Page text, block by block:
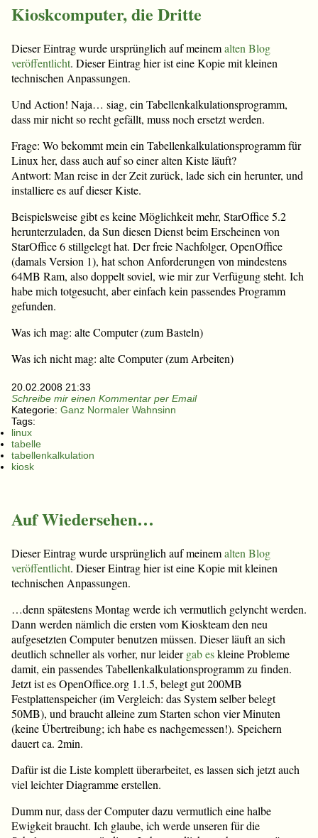
Kioskcomputer, die Dritte
Dieser Eintrag wurde ursprünglich auf meinemalten Blog
veröffentlicht. Dieser Eintrag hier ist eine Kopie mit kleinen
technischen Anpassungen.
Und Action! Naja… siag, ein Tabellenkalkulationsprogramm,
dass mir nicht so recht gefällt, muss noch ersetzt werden.
Frage: Wo bekommt mein ein Tabellenkalkulationsprogramm für
Linux her, dass auch auf so einer alten Kiste läuft?
Antwort: Man reise in der Zeit zurück, lade sich ein herunter, und
installiere es auf dieser Kiste.
Beispielsweise gibt es keine Möglichkeit mehr, StarOffice 5.2
herunterzuladen, da Sun diesen Dienst beim Erscheinen von
StarOffice 6 stillgelegt hat. Der freie Nachfolger, OpenOffice
(damals Version 1), hat schon Anforderungen von mindestens
64MB Ram, also doppelt soviel, wie mir zur Verfügung steht. Ich
habe mich totgesucht, aber einfach kein passendes Programm
gefunden.
Was ich mag: alte Computer (zum Basteln)
Was ich nicht mag: alte Computer (zum Arbeiten)
20.02.2008 21:33
Schreibe mir einen Kommentar per Email
Kategorie: Ganz Normaler Wahnsinn
Tags:
linux
tabelle
tabellenkalkulation
kiosk
Auf Wiedersehen…
Dieser Eintrag wurde ursprünglich auf meinemalten Blog
veröffentlicht. Dieser Eintrag hier ist eine Kopie mit kleinen
technischen Anpassungen.
…denn spätestens Montag werde ich vermutlich gelyncht werden.
Dann werden nämlich die ersten vom Kioskteam den neu
aufgesetzten Computer benutzen müssen. Dieser läuft an sich
deutlich schneller als vorher, nur leidergab eskleine Probleme
damit, ein passendes Tabellenkalkulationsprogramm zu finden.
Jetzt ist es OpenOffice.org 1.1.5, belegt gut 200MB
Festplattenspeicher (im Vergleich: das System selber belegt
50MB), und braucht alleine zum Starten schon vier Minuten
(keine Übertreibung; ich habe es nachgemessen!). Speichern
dauert ca. 2min.
Dafür ist die Liste komplett überarbeitet, es lassen sich jetzt auch
viel leichter Diagramme erstellen.
Dumm nur, dass der Computer dazu vermutlich eine halbe
Ewigkeit braucht. Ich glaube, ich werde unseren für die